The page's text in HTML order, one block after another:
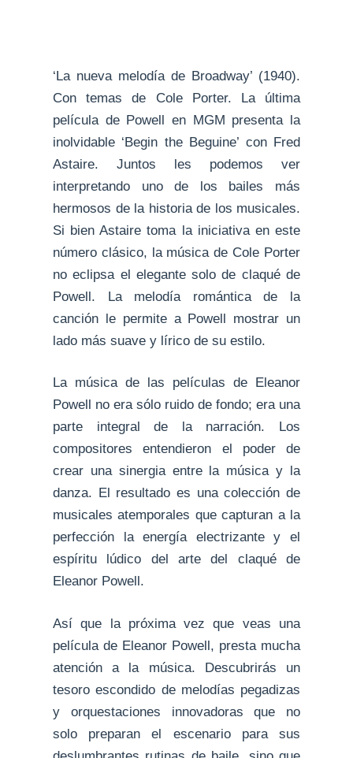
‘La nueva melodía de Broadway’ (1940).
Con temas de Cole Porter. La última
película de Powell en MGM presenta la
inolvidable ‘Begin the Beguine’ con Fred
Astaire. Juntos les podemos ver
interpretando uno de los bailes más
hermosos de la historia de los musicales.
Si bien Astaire toma la iniciativa en este
número clásico, la música de Cole Porter
no eclipsa el elegante solo de claqué de
Powell. La melodía romántica de la
canción le permite a Powell mostrar un
lado más suave y lírico de su estilo.
La música de las películas de Eleanor
Powell no era sólo ruido de fondo; era una
parte integral de la narración. Los
compositores entendieron el poder de
crear una sinergia entre la música y la
danza. El resultado es una colección de
musicales atemporales que capturan a la
perfección la energía electrizante y el
espíritu lúdico del arte del claqué de
Eleanor Powell.
Así que la próxima vez que veas una
película de Eleanor Powell, presta mucha
atención a la música. Descubrirás un
tesoro escondido de melodías pegadizas
y orquestaciones innovadoras que no
solo preparan el escenario para sus